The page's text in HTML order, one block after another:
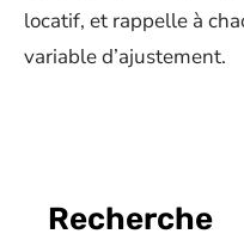
locatif, et rappelle à
variable d’ajustement.
Recherche